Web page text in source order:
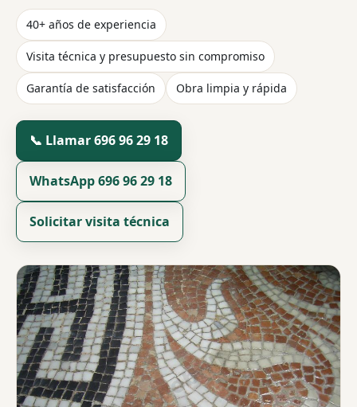
40+ años de experiencia
Visita técnica y presupuesto sin compromiso
Garantía de satisfacción Obra limpia y rápida
📞 Llamar 696 96 29 18
WhatsApp 696 96 29 18
Solicitar visita técnica